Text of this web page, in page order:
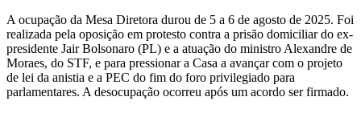
A ocupação da Mesa Diretora durou de 5 a 6 de agosto de 2025. Foi
realizada pela oposição em protesto contra a prisão domiciliar do ex-
presidente Jair Bolsonaro (PL) e a atuação do ministro Alexandre de
Moraes, do STF, e para pressionar a Casa a avançar com o projeto
de lei da anistia e a PEC do fim do foro privilegiado para
parlamentares. A desocupação ocorreu após um acordo ser firmado.